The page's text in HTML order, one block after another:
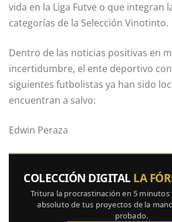
vida en la Liga Futve o que integran
categorías de la Selección Vinotinto.
Dentro de las noticias positivas en
incertidumbre, el ente deportivo
siguientes futbolistas ya han sido
encuentran a salvo:
Edwin Peraza
COLECCIÓN DIGITAL LA
Tritura la procrastinación en 5
absoluto de tus proyectos de la
probado.